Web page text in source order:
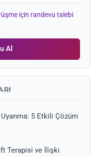
için randevu talebi
Al
5 Etkili Çözüm
Terapisi ve İlişki